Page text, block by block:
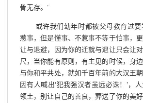
骨无存。’
或许我们幼年时都被父母教育过
惹事，但是懂事、不惹事不等于怕事，
让与退避，因为你的迁就与退让只会让
尺，当你能有原则，有主见的时候，身边
与你和平共处，就如千百年前的大汉王
因有人喊出‘犯我强汉者虽远必诛！’，
领土，别让自己的善良，葬送了你的美